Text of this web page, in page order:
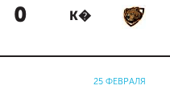
0 К�
25 ФЕВРАЛЯ